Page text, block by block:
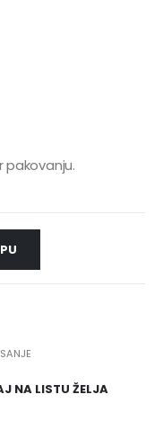
pakovanju.
NA LISTU ŽELJA